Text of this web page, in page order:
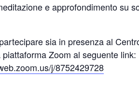
e approfondimento su
sia in presenza al
Zoom al seguente link:
j/8752429728